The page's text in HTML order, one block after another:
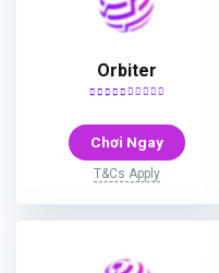
Orbiter
Chơi Ngay
T&Cs Apply